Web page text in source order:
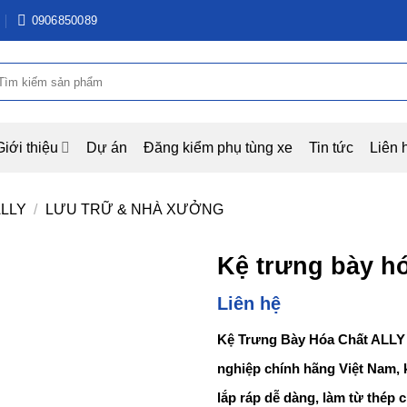
0906850089
thiệu Dự án Đăng kiểm phụ tùng xe Tin tức Liên
/ LƯU TRỮ & NHÀ XƯỞNG
Kệ trưng bày
Liên hệ
Kệ Trưng Bày Hóa Chất
nghiệp chính hãng Việt Nam,
lắp ráp dễ dàng, làm từ thép